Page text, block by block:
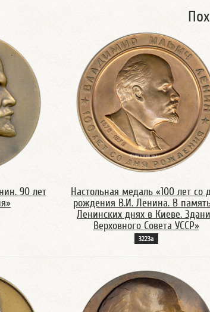
90 лет
Настольная медаль «100 лет со
рождения В.И. Ленина. В
Ленинских днях в Киеве.
Верховного Совета УССР»
3223а